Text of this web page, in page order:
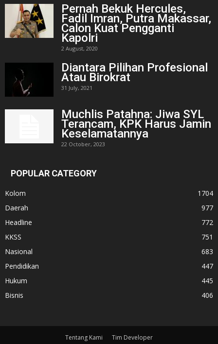
Pernah Bekuk Hercules,
Fadil Imran, Putra Makassar,
Calon Kuat Pengganti
Kapolri
2 August, 2020
Diantara Pilihan Profesional
Atau Birokrat
31 July, 2021
Muchlis Patahna: Jiwa SYL
Terancam, KPK Harus Jamin
Keselamatannya
22 October, 2023
POPULAR CATEGORY
Kolom
1704
Daerah
977
Headline
772
KKSS
751
Nasional
683
Pendidikan
447
Hukum
445
Bisnis
406
Tentang Kami Tim Developer